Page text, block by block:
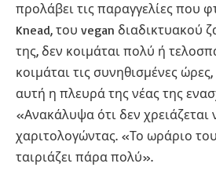
προλάβει τις παραγγελίες που
Knead, του vegan διαδικτυακού
της, δεν κοιμάται πολύ ή
κοιμάται τις συνηθισμένες
αυτή η πλευρά της νέας της
«Ανακάλυψα ότι δεν χρειάζεται
χαριτολογώντας. «Το ωράριο
ταιριάζει πάρα πολύ».